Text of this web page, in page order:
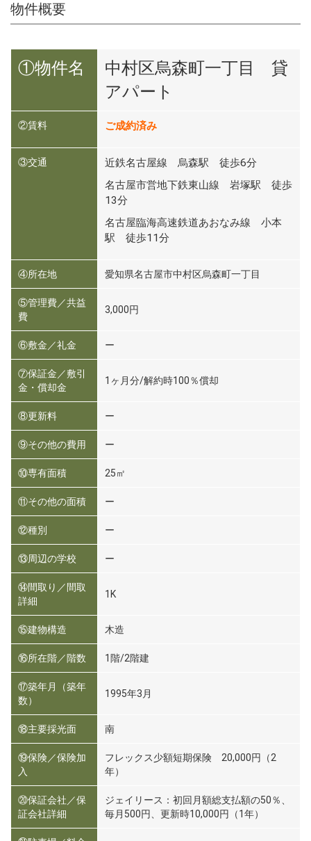
物件概要
①物件名
中村区烏森町一丁目 貸
アパート
②賃料 ご成約済み
③交通
近鉄名古屋線 烏森駅 徒歩6分
名古屋市営地下鉄東山線 岩塚駅 徒歩
13分
名古屋臨海高速鉄道あおなみ線 小本
駅 徒歩11分
④所在地 愛知県名古屋市中村区烏森町一丁目
⑤管理費／共益
費
3,000円
⑥敷金／礼金 ー
⑦保証金／敷引
金・償却金
1ヶ月分/解約時100％償却
⑧更新料 ー
⑨その他の費用 ー
⑩専有面積 25㎡
⑪その他の面積 ー
⑫種別 ー
⑬周辺の学校 ー
⑭間取り／間取
詳細
1K
⑮建物構造 木造
⑯所在階／階数 1階/2階建
⑰築年月（築年
数）
1995年3月
⑱主要採光面 南
⑲保険／保険加
入
フレックス少額短期保険 20,000円（2
年）
⑳保証会社／保
証会社詳細
ジェイリース：初回月額総支払額の50％、
毎月500円、更新時10,000円（1年）